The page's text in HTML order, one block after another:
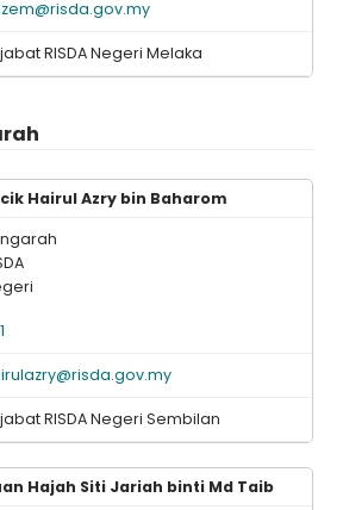
RISDA Negeri Melaka
Hairul Azry bin Baharom
RISDA Negeri Sembilan
Hajah Siti Jariah binti Md Taib